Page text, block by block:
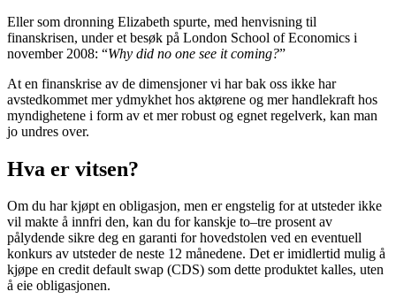
Eller som dronning Elizabeth spurte, med henvisning til
finanskrisen, under et besøk på London School of Economics i
november 2008: “Why did no one see it coming?”
At en finanskrise av de dimensjoner vi har bak oss ikke har
avstedkommet mer ydmykhet hos aktørene og mer handlekraft hos
myndighetene i form av et mer robust og egnet regelverk, kan man
jo undres over.
Hva er vitsen?
Om du har kjøpt en obligasjon, men er engstelig for at utsteder ikke
vil makte å innfri den, kan du for kanskje to–tre prosent av
pålydende sikre deg en garanti for hovedstolen ved en eventuell
konkurs av utsteder de neste 12 månedene. Det er imidlertid mulig å
kjøpe en credit default swap (CDS) som dette produktet kalles, uten
å eie obligasjonen.